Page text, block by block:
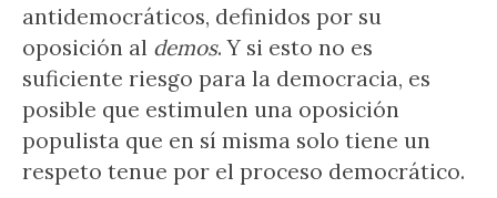
antidemocráticos, definidos por su
oposición al demos. Y si esto no es
suficiente riesgo para la democracia, es
posible que estimulen una oposición
populista que en sí misma solo tiene un
respeto tenue por el proceso democrático.